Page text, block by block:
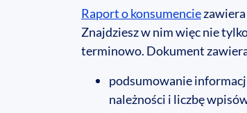
Raport o konsumencie
Znajdziesz w nim więc nie
terminowo. Dokument
podsumowanie
należności i liczbę